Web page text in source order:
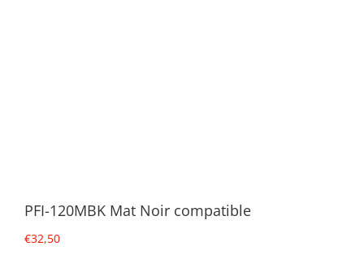
PFI-120MBK Mat Noir compatible
€32,50